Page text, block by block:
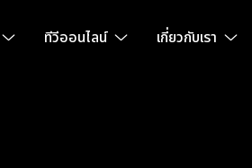
ทีวีออนไลน์ เกี่ยวกับเรา